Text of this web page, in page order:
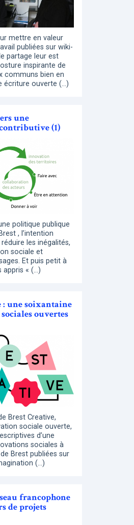
mettre en valeur
publiées sur wiki-
partage leur est
inspirante de
communs bien en
écriture ouverte (…)
une
(1)
politique publique
, l’intention
les inégalités,
sociale et
Et puis petit à
appris « (…)
: une soixantaine
ouvertes
Brest Creative,
sociale ouverte,
d’une
sociales à
Brest publiées sur
(…)
francophone
de projets